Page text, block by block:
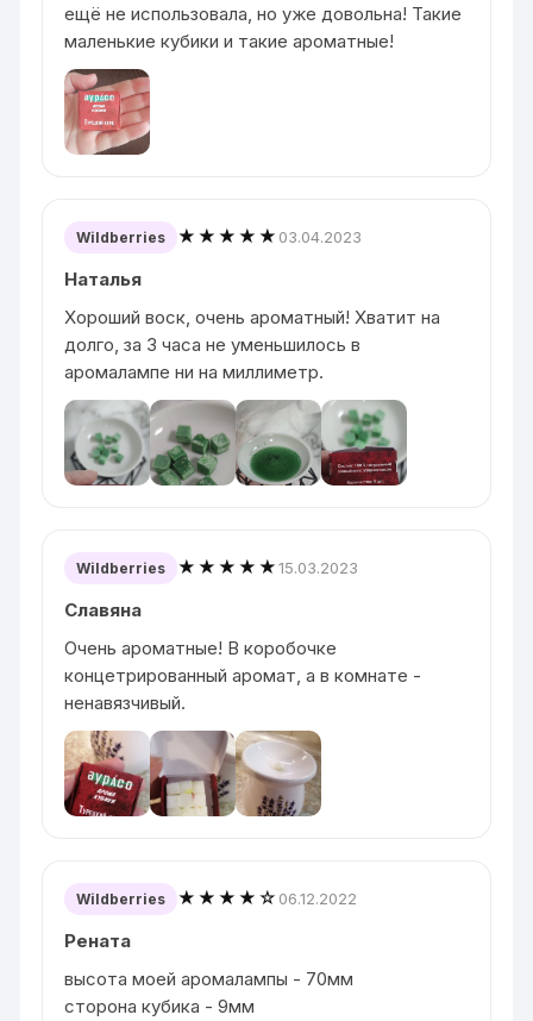
ещё не использовала, но уже довольна! Такие
маленькие кубики и такие ароматные!
Wildberries ★★★★★ 03.04.2023
Наталья
Хороший воск, очень ароматный! Хватит на
долго, за 3 часа не уменьшилось в
аромалампе ни на миллиметр.
Wildberries ★★★★★15.03.2023
Славяна
Очень ароматные! В коробочке
концетрированный аромат, а в комнате -
ненавязчивый.
Wildberries ★★★★☆ 06.12.2022
Рената
высота моей аромалампы - 70мм
сторона кубика - 9мм